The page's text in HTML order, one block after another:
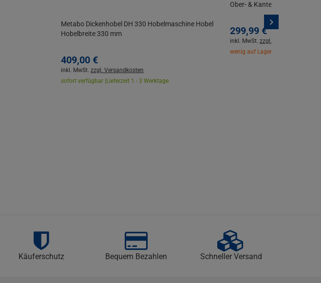
Metabo Dickenhobel DH 330 Hobelmaschine Hobel
Hobelbreite 330 mm
409,00 €
inkl. MwSt.zzgl. Versandkosten
sofort verfügbar | Lieferzeit 1 - 3 Werktage
Ober- & Kantenfräse | Ohne
299,99 €
inkl. MwSt. zzgl. Versandkosten
wenig auf Lager |
Käuferschutz Bequem Bezahlen Schneller Versand